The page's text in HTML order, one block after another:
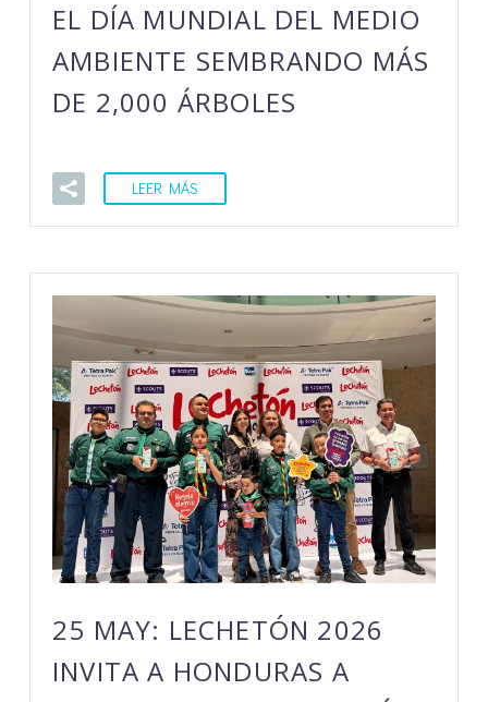
EL DÍA MUNDIAL DEL MEDIO
AMBIENTE SEMBRANDO MÁS
DE 2,000 ÁRBOLES
LEER MÁS
25 MAY: LECHETÓN 2026
INVITA A HONDURAS A